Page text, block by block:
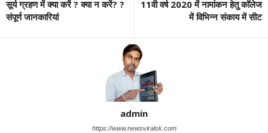
सूर्य ग्रहण में क्या करें ? क्या न करें? ?
संपूर्ण जानकारियां
11वी वर्ष 2020 में नामांकन हेतु कॉलेज
में विभिन्न संकाय में सीट
admin
https://www.newsviralsk.com